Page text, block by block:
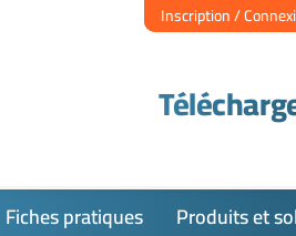
Inscription /
Fiches pratiques Produits et